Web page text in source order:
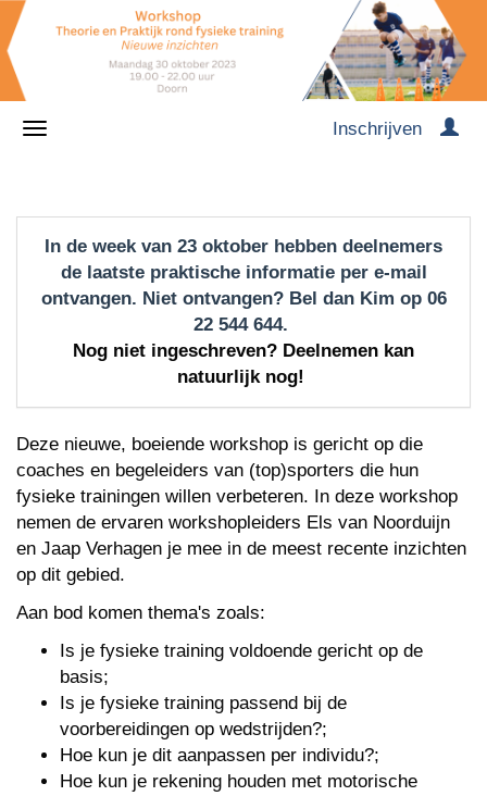
Inschrijven
In de week van 23 oktober hebben deelnemers
de laatste praktische informatie per e-mail
ontvangen. Niet ontvangen? Bel dan Kim op 06
22 544 644.
Nog niet ingeschreven? Deelnemen kan
natuurlijk nog!
Deze nieuwe, boeiende workshop is gericht op die
coaches en begeleiders van (top)sporters die hun
fysieke trainingen willen verbeteren. In deze workshop
nemen de ervaren workshopleiders Els van Noorduijn
en Jaap Verhagen je mee in de meest recente inzichten
op dit gebied.
Aan bod komen thema's zoals:
Is je fysieke training voldoende gericht op de
basis;
Is je fysieke training passend bij de
voorbereidingen op wedstrijden?;
Hoe kun je dit aanpassen per individu?;
Hoe kun je rekening houden met motorische